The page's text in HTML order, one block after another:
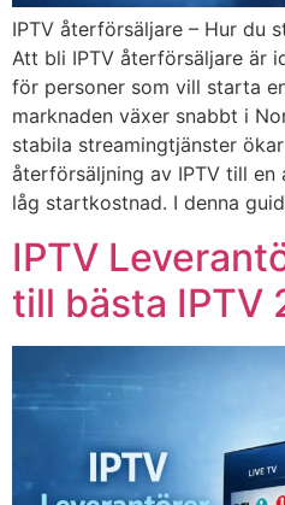
IPTV återförsäljare – Hur
Att bli IPTV återförsäljare är
för personer som vill starta
marknaden växer snabbt i
stabila streamingtjänster
återförsäljning av IPTV till
låg startkostnad. I denna
IPTV
till bästa IPTV